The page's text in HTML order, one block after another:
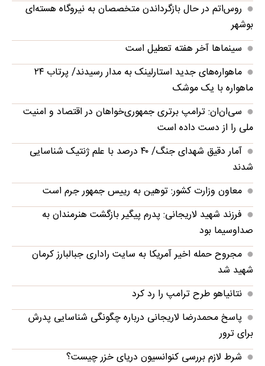
روس‌اتم در حال بازگرداندن متخصصان به نیروگاه هسته‌ای
بوشهر
سینماها آخر هفته تعطیل است
ماهواره‌های جدید استارلینک به مدار رسیدند/ پرتاب ۲۴
ماهواره با یک موشک
سی‌ان‌ان: ترامپ برتری جمهوری‌خواهان در اقتصاد و امنیت
ملی را از دست داده است
آمار دقیق شهدای جنگ/ ۴۰ درصد با علم ژنتیک شناسایی
شدند
معاون وزارت کشور: توهین به رییس جمهور جرم است
فرزند شهید لاریجانی: پدرم پیگیر بازگشت هنرمندان به
صداوسیما بود
مجروح حمله اخیر آمریکا به سایت راداری جبالبارز کرمان
شهید شد
نتانیاهو طرح ترامپ را رد کرد
پاسخ محمدرضا لاریجانی درباره چگونگی شناسایی پدرش
برای ترور
شرط لازم بررسی کنوانسیون دریای خزر چیست؟